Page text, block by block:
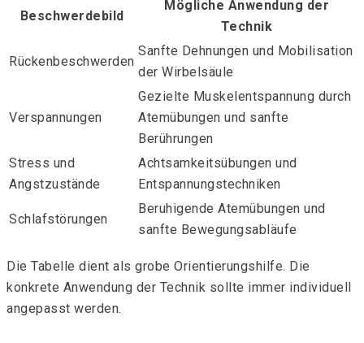
Beschwerdebild
Mögliche Anwendung der
Technik
Rückenbeschwerden
Sanfte Dehnungen und Mobilisation
der Wirbelsäule
Verspannungen
Gezielte Muskelentspannung durch
Atemübungen und sanfte
Berührungen
Stress und
Angstzustände
Achtsamkeitsübungen und
Entspannungstechniken
Schlafstörungen
Beruhigende Atemübungen und
sanfte Bewegungsabläufe
Die Tabelle dient als grobe Orientierungshilfe. Die
konkrete Anwendung der Technik sollte immer individuell
angepasst werden.